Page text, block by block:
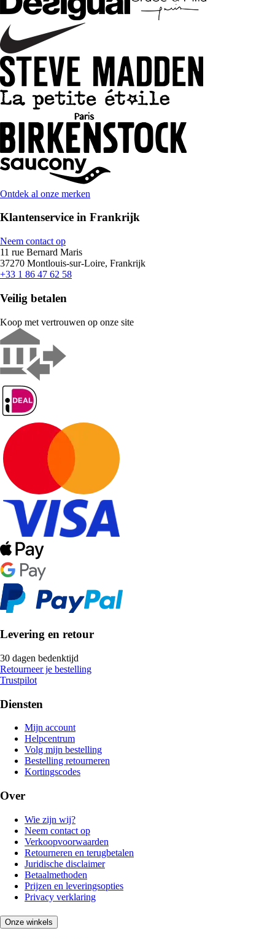
Ontdek al onze merken
Klantenservice in Frankrijk
Neem contact op
11 rue Bernard Maris
37270 Montlouis-sur-Loire, Frankrijk
+33 1 86 47 62 58
Veilig betalen
Koop met vertrouwen op onze site
Levering en retour
30 dagen bedenktijd
Retourneer je bestelling
Trustpilot
Diensten
Mijn account
Helpcentrum
Volg mijn bestelling
Bestelling retourneren
Kortingscodes
Over
Wie zijn wij?
Neem contact op
Verkoopvoorwaarden
Retourneren en terugbetalen
Juridische disclaimer
Betaalmethoden
Prijzen en leveringsopties
Privacy verklaring
Onze winkels